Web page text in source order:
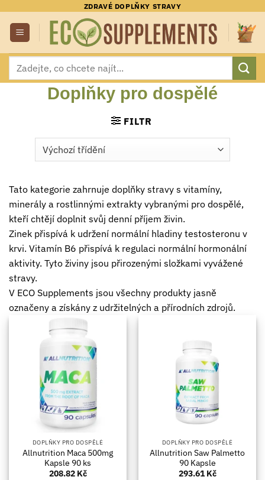
obsah
ZDRAVÉ DOPLŇKY STRAVY
Hledat:
Doplňky pro dospělé
FILTR
Tato kategorie zahrnuje doplňky stravy s vitamíny,
minerály a rostlinnými extrakty vybranými pro dospělé,
kteří chtějí doplnit svůj denní příjem živin.
Zinek přispívá k udržení normální hladiny testosteronu v
krvi. Vitamín B6 přispívá k regulaci normální hormonální
aktivity. Tyto živiny jsou přirozenými složkami vyvážené
stravy.
V ECO Supplements jsou všechny produkty jasně
označeny a získány z udržitelných a přírodních zdrojů.
DOPLŇKY PRO DOSPĚLÉ
Allnutrition Maca 500mg
Kapsle 90 ks
208.82 Kč
DOPLŇKY PRO DOSPĚLÉ
Allnutrition Saw Palmetto
90 Kapsle
293.61Kč